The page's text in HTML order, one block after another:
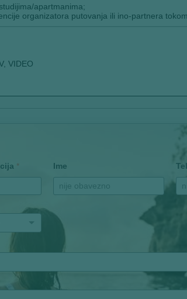
apartmanima;
organizatora putovanja ili ino-partnera
VIDEO
* Ime